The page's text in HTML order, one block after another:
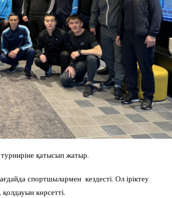
қатысып жатыр.
спортшылармен кездесті. Ол іріктеу
көрсетті.